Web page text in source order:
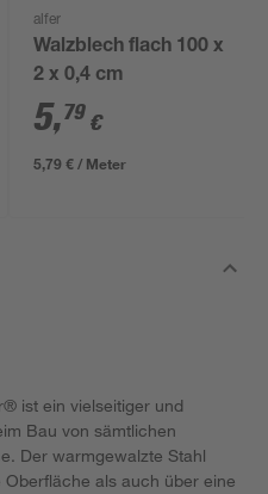
alfer
Walzblech flach 100 x
2 x 0,4 cm
5,79 €
5,79 € / Meter
ist ein vielseitiger und
Bau von sämtlichen
Der warmgewalzte Stahl
als auch über eine